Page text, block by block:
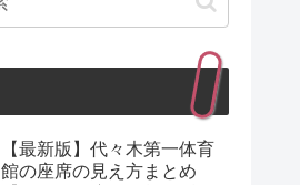
【最新版】代々木第一体育
館の座席の見え方まとめ